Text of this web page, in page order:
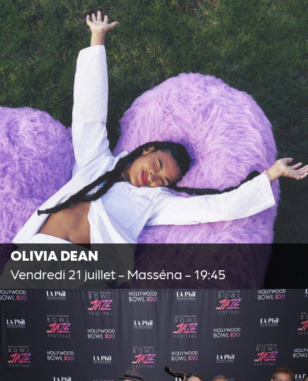
OLIVIA DEAN
Vendredi 21 juillet- Masséna - 19:45